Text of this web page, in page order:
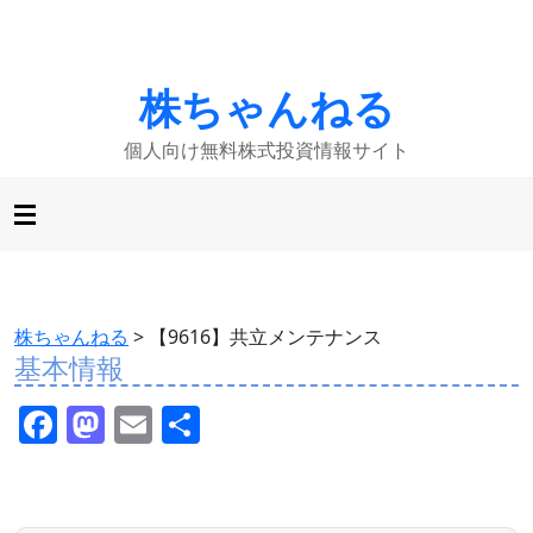
株ちゃんねる
個人向け無料株式投資情報サイト
株ちゃんねる > 【9616】共立メンテナンス
基本情報
F M E